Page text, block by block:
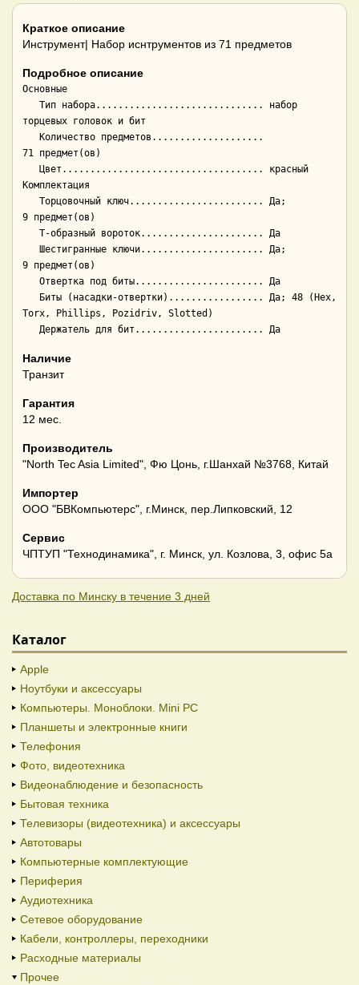
Краткое описание
Инструмент| Набор иснтрументов из 71 предметов
Подробное описание
Основные
торцевых головок и бит
71 предмет(ов)
Комплектация
9 предмет(ов)
9 предмет(ов)
Torx, Phillips, Pozidriv, Slotted)
Наличие
Транзит
Гарантия
12 мес.
Производитель
"North Tec Asia Limited", Фю Цонь, г.Шанхай №3768, Китай
Импортер
ООО "БВКомпьютерс", г.Минск, пер.Липковский, 12
Сервис
ЧПТУП "Технодинамика", г. Минск, ул. Козлова, 3, офис 5а
Доставка по Минску в течение 3 дней
Каталог
Apple
Ноутбуки и аксессуары
Компьютеры. Моноблоки. Mini PC
Планшеты и электронные книги
Телефония
Фото, видеотехника
Видеонаблюдение и безопасность
Бытовая техника
Телевизоры (видеотехника) и аксессуары
Автотовары
Компьютерные комплектующие
Периферия
Аудиотехника
Сетевое оборудование
Кабели, контроллеры, переходники
Расходные материалы
Прочее